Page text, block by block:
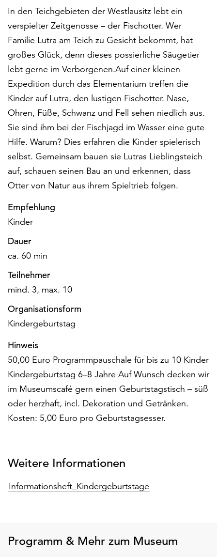
auf
akzeptieren“,
um
alle
Cookies
akzeptieren.
Sie
können
Ihr
Einverständnis
jederzeit
ändern
und
widerrufen.
Dafür
Ihnen
am
der
Seite
Schaltfläche
„Cookie-
zur
Verfügung.
Cookies
werden
auch
ohne
Ihr
Einverständnis
ausgeführt.
die
Cookies
Einstellungen
In den Teichgebieten der Westlausitz lebt ein
verspielter Zeitgenosse – der Fischotter. Wer
Familie Lutra am Teich zu Gesicht bekommt, hat
großes Glück, denn dieses possierliche Säugetier
lebt gerne im Verborgenen.Auf einer kleinen
Expedition durch das Elementarium treffen die
Kinder auf Lutra, den lustigen Fischotter. Nase,
Ohren, Füße, Schwanz und Fell sehen niedlich aus.
Sie sind ihm bei der Fischjagd im Wasser eine gute
Hilfe. Warum? Dies erfahren die Kinder spielerisch
selbst. Gemeinsam bauen sie Lutras Lieblingsteich
auf, schauen seinen Bau an und erkennen, dass
Otter von Natur aus ihrem Spieltrieb folgen.
Empfehlung
Kinder
Dauer
ca. 60 min
Teilnehmer
mind. 3, max. 10
Organisationsform
Kindergeburtstag
Hinweis
50,00 Euro Programmpauschale für bis zu 10 Kinder
Kindergeburtstag 6–8 Jahre Auf Wunsch decken wir
im Museumscafé gern einen Geburtstagstisch – süß
oder herzhaft, incl. Dekoration und Getränken.
Kosten: 5,00 Euro pro Geburtstagsesser.
Weitere Informationen
Informationsheft_Kindergeburtstage
Programm & Mehr zum Museum